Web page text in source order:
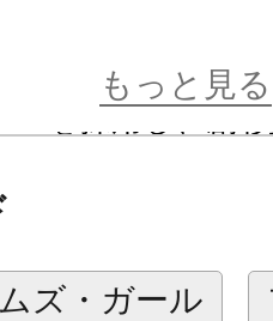
ど全身の約50％
パーツは装甲の
もっと見る
ズ・ガール